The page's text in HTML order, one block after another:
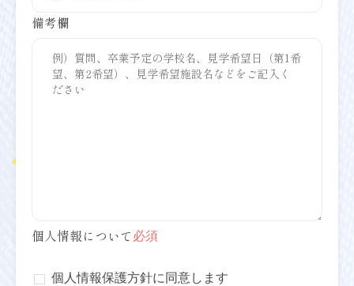
備考欄
個人情報について 必須
個人情報保護方針に同意します